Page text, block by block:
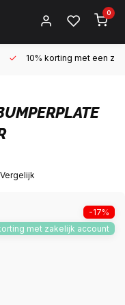
0
10% korting met een
Vergelijk
-17%
met zakelijk account